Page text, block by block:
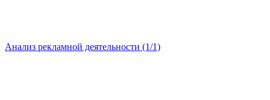
Анализ рекламной деятельности (1/1)